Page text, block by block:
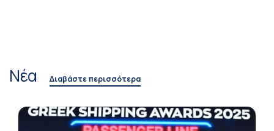
Νέα Διαβάστε περισσότερα